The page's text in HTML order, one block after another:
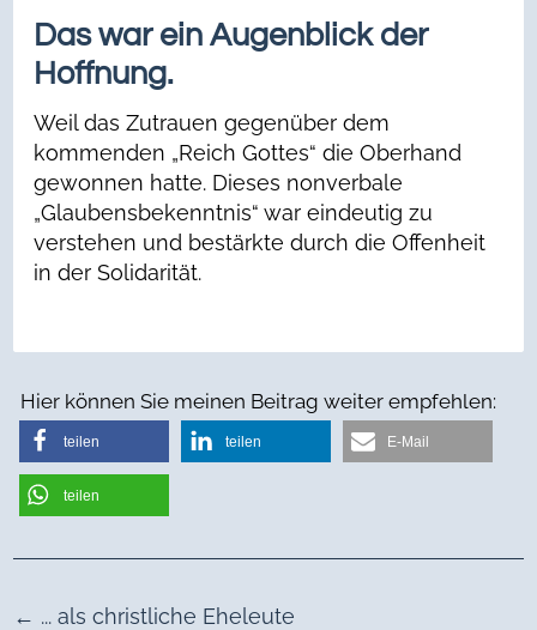
Das war ein Augenblick der
Hoffnung.
Weil das Zutrauen gegenüber dem
kommenden „Reich Gottes“ die Oberhand
gewonnen hatte. Dieses nonverbale
„Glaubensbekenntnis“ war eindeutig zu
verstehen und bestärkte durch die Offenheit
in der Solidarität.
Hier können Sie meinen Beitrag weiter empfehlen:
teilen teilen E-Mail
teilen
← ... als christliche Eheleute